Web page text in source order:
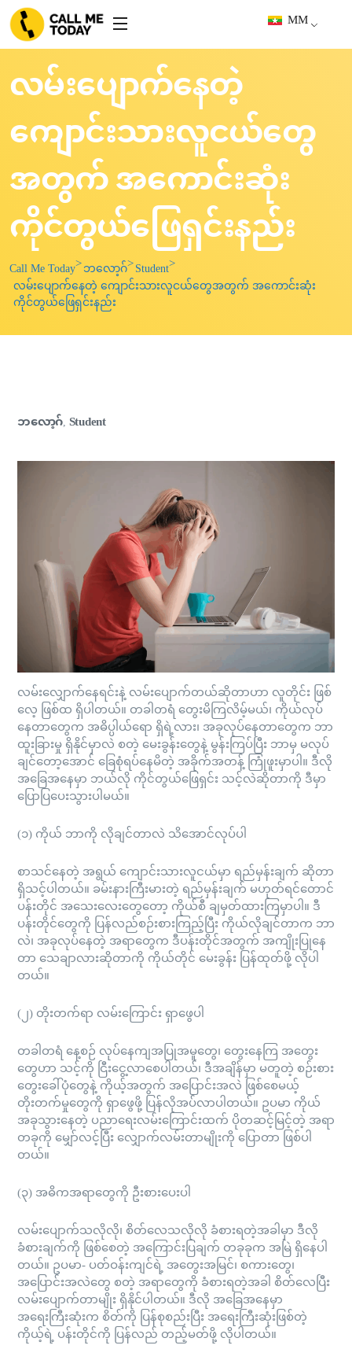
MM
လမ်းပျောက်နေတဲ့
ကျောင်းသားလူငယ်တွေ
အတွက် အကောင်းဆုံး
ကိုင်တွယ်ဖြေရှင်းနည်း
Call Me Today ဘလော့ဂ် Student
လမ်းပျောက်နေတဲ့ ကျောင်းသားလူငယ်တွေအတွက် အကောင်းဆုံး
ကိုင်တွယ်ဖြေရှင်းနည်း
ဘလော့ဂ်,Student
လမ်းလျှောက်နေရင်းနဲ့ လမ်းပျောက်တယ်ဆိုတာဟာ လူတိုင်း ဖြစ်
လေ့ ဖြစ်ထ ရှိပါတယ်။ တခါတရံ တွေးမိကြလိမ့်မယ်၊ ကိုယ်လုပ်
နေတာတွေက အဓိပ္ပါယ်ရော ရှိရဲ့လား၊ အခုလုပ်နေတာတွေက ဘာ
ထူးခြားမှု ရှိနိုင်မှာလဲ စတဲ့ မေးခွန်းတွေနဲ့ မွန်းကြပ်ပြီး ဘာမှ မလုပ်
ချင်တော့အောင် ခြေစုံရပ်နေမိတဲ့ အခိုက်အတန့် ကြုံဖူးမှာပါ။ ဒီလို
အခြေအနေမှာ ဘယ်လို ကိုင်တွယ်ဖြေရှင်း သင့်လဲဆိုတာကို ဒီမှာ
ပြောပြပေးသွားပါမယ်။
(၁) ကိုယ် ဘာကို လိုချင်တာလဲ သိအောင်လုပ်ပါ
စာသင်နေတဲ့ အရွယ် ကျောင်းသားလူငယ်မှာ ရည်မှန်းချက် ဆိုတာ
ရှိသင့်ပါတယ်။ ခမ်းနားကြီးမားတဲ့ ရည်မှန်းချက် မဟုတ်ရင်တောင်
ပန်းတိုင် အသေးလေးတွေတော့ ကိုယ်စီ ချမှတ်ထားကြမှာပါ။ ဒီ
ပန်းတိုင်တွေကို ပြန်လည်စဉ်းစားကြည့်ပြီး ကိုယ်လိုချင်တာက ဘာ
လဲ၊ အခုလုပ်နေတဲ့ အရာတွေက ဒီပန်းတိုင်အတွက် အကျိုးပြုနေ
တာ သေချာလားဆိုတာကို ကိုယ်တိုင် မေးခွန်း ပြန်ထုတ်ဖို့ လိုပါ
တယ်။
(၂) တိုးတက်ရာ လမ်းကြောင်း ရှာဖွေပါ
တခါတရံ နေ့စဉ် လုပ်နေကျအပြုအမူတွေ၊ တွေးနေကြ အတွေး
တွေဟာ သင့်ကို ငြီးငွေ့လာစေပါတယ်၊ ဒီအချိန်မှာ မတူတဲ့ စဉ်းစား
တွေးခေါ်ပုံတွေနဲ့ ကိုယ့်အတွက် အပြောင်းအလဲ ဖြစ်စေမယ့်
တိုးတက်မှုတွေကို ရှာဖွေဖို့ ပြန်လိုအပ်လာပါတယ်။ ဥပမာ ကိုယ်
အခုသွားနေတဲ့ ပညာရေးလမ်းကြောင်းထက် ပိုတဆင့်မြင့်တဲ့ အရာ
တခုကို မျှော်လင့်ပြီး လျှောက်လမ်းတာမျိုးကို ပြောတာ ဖြစ်ပါ
တယ်။
(၃) အဓိကအရာတွေကို ဦးစားပေးပါ
လမ်းပျောက်သလိုလို၊ စိတ်လေသလိုလို ခံစားရတဲ့အခါမှာ ဒီလို
ခံစားချက်ကို ဖြစ်စေတဲ့ အကြောင်းပြချက် တခုခုက အမြဲ ရှိနေပါ
တယ်။ ဥပမာ- ပတ်ဝန်းကျင်ရဲ့ အတွေးအမြင်၊ စကားတွေ၊
အပြောင်းအလဲတွေ စတဲ့ အရာတွေကို ခံစားရတဲ့အခါ စိတ်လေပြီး
လမ်းပျောက်တာမျိုး ရှိနိုင်ပါတယ်။ ဒီလို အခြေအနေမှာ
အရေးကြီးဆုံးက စိတ်ကို ပြန်စုစည်းပြီး အရေးကြီးဆုံးဖြစ်တဲ့
ကိုယ့်ရဲ့ ပန်းတိုင်ကို ပြန်လည် တည့်မတ်ဖို့ လိုပါတယ်။